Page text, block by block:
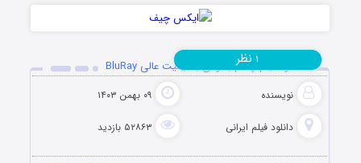
دانلود فیلم چشم بادومی با کیفیت عالی BluRay
نویسنده ۰۹ بهمن ۱۴۰۳
دانلود فیلم‌ ایرانی ۵۲۸۶۳ بازدید
۱ نظر